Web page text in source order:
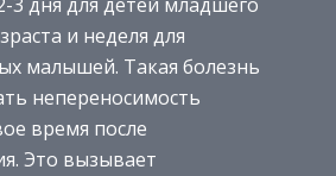
и неделя для
малышей. Такая болезнь
непереносимость
время после
Это вызывает